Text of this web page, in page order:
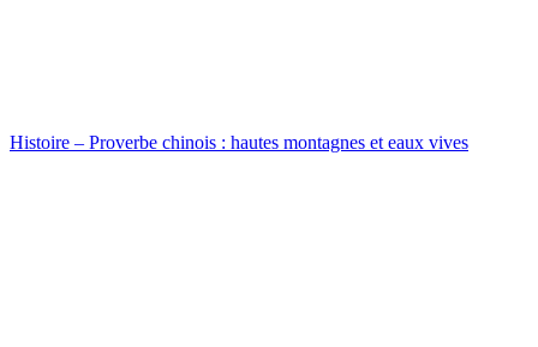
Histoire – Proverbe chinois : hautes montagnes et eaux vives